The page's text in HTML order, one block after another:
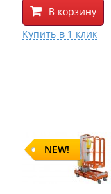
В корзину
NEW!